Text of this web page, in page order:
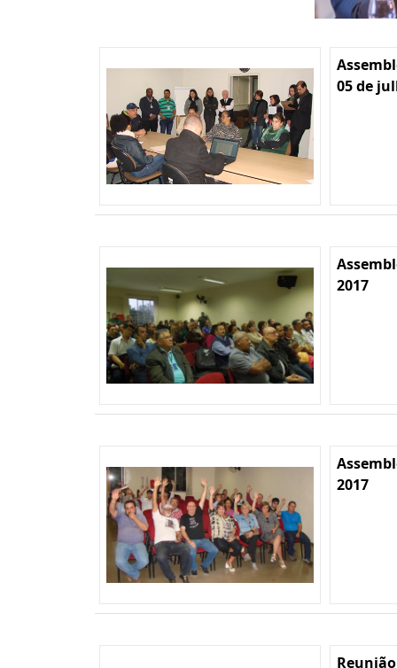
05 de
2017
2017